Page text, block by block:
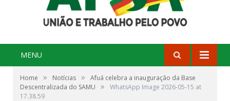
MENU
Home » Notícias »
Afuá celebra a inauguração da Base
Descentralizada do SAMU
»
WhatsApp Image 2026-05-15 at
17.38.59